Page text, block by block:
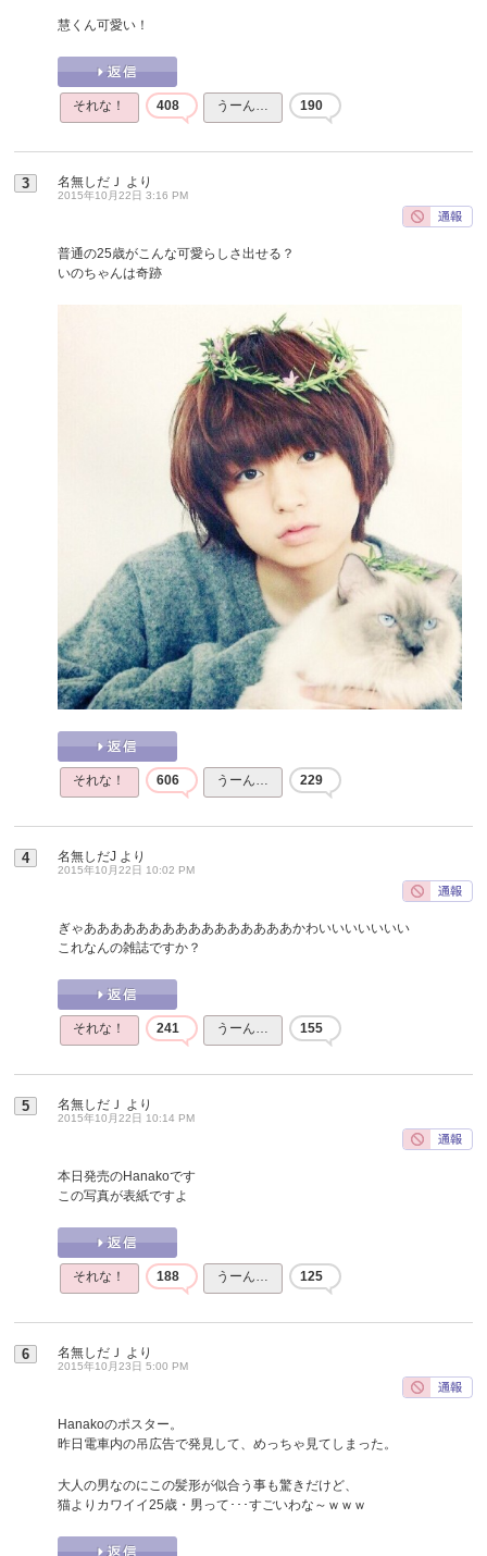
慧くん可愛い！
それな！ 408 うーん… 190
3 名無しだＪ より
2015年10月22日 3:16 PM
普通の25歳がこんな可愛らしさ出せる？
いのちゃんは奇跡
それな！ 606 うーん… 229
4 名無しだJ より
2015年10月22日 10:02 PM
ぎゃああああああああああああああああかわいいいいいいい
これなんの雑誌ですか？
それな！ 241 うーん… 155
5 名無しだＪ より
2015年10月22日 10:14 PM
本日発売のHanakoです
この写真が表紙ですよ
それな！ 188 うーん… 125
6 名無しだＪ より
2015年10月23日 5:00 PM
Hanakoのポスター。
昨日電車内の吊広告で発見して、めっちゃ見てしまった。
大人の男なのにこの髪形が似合う事も驚きだけど、
猫よりカワイイ25歳・男って･･･すごいわな～ｗｗｗ